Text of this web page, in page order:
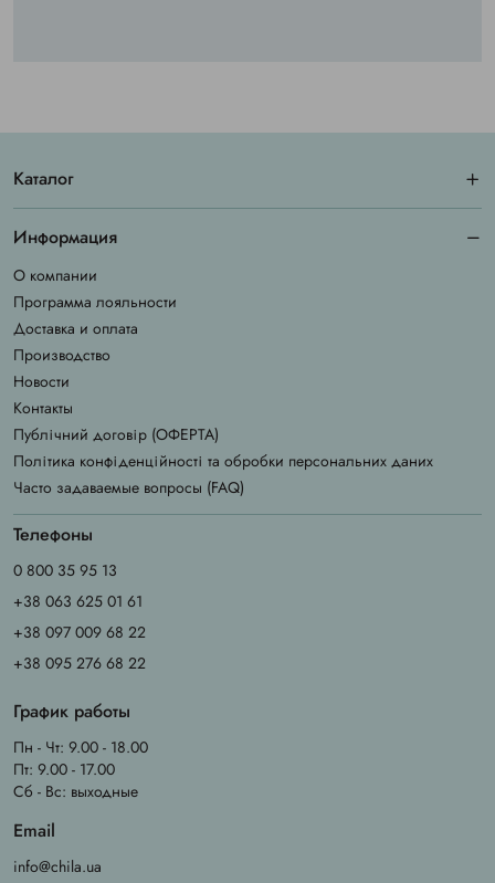
Каталог
Информация
О компании
Программа лояльности
Доставка и оплата
Производство
Новости
Контакты
Публічний договір (ОФЕРТА)
Політика конфіденційності та обробки персональних даних
Часто задаваемые вопросы (FAQ)
Телефоны
0 800 35 95 13
+38 063 625 01 61
+38 097 009 68 22
+38 095 276 68 22
График работы
Пн - Чт: 9.00 - 18.00
Пт: 9.00 - 17.00
Сб - Вс: выходные
Email
info@chila.ua